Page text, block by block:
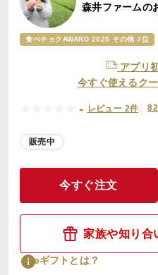
森井ファームの
食べチョクAWARD 2025 その他 7位
アプリ
今すぐ使えるク
- レビュー 2件
販売中
今すぐ注文
家族や知り合
eギフトとは？